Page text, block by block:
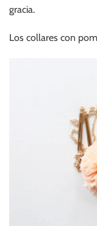
gracia.
Los collares con